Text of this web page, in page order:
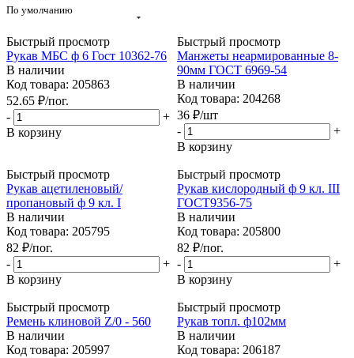
По умолчанию
Быстрый просмотр
Рукав МБС ф 6 Гост 10362-76
В наличии
Код товара: 205863
52.65 ₽/пог.
-
+
В корзину
Быстрый просмотр
Манжеты неармированные 8-
90мм ГОСТ 6969-54
В наличии
Код товара: 204268
36 ₽/шт
-
+
В корзину
Быстрый просмотр
Рукав ацетиленовый/
пропановый ф 9 кл. I
В наличии
Код товара: 205795
82 ₽/пог.
-
+
В корзину
Быстрый просмотр
Рукав кислородный ф 9 кл. III
ГОСТ9356-75
В наличии
Код товара: 205800
82 ₽/пог.
-
+
В корзину
Быстрый просмотр
Ремень клиновой Z/0 - 560
В наличии
Код товара: 205997
Быстрый просмотр
Рукав топл. ф102мм
В наличии
Код товара: 206187